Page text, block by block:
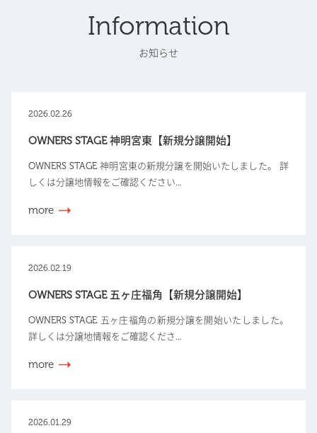
Information
お知らせ
2026.02.26
OWNERS STAGE 神明宮東【新規分譲開始】
OWNERS STAGE 神明宮東の新規分譲を開始いたしました。 詳
しくは分譲地情報をご確認ください...
more
2026.02.19
OWNERS STAGE 五ヶ庄福角【新規分譲開始】
OWNERS STAGE 五ヶ庄福角の新規分譲を開始いたしました。
詳しくは分譲地情報をご確認くださ...
more
2026.01.29